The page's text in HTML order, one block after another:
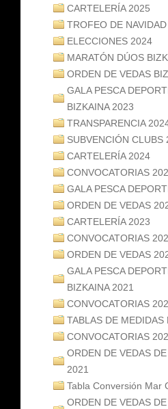
CARTELERÍA 2025
TROFEO DE
ELECCIONES 2024
MARATÓN DÚOS
ORDEN DE VEDAS
GALA PESCA
BIZKAINA 2023
TRANSPARENCIA
SUBVENCIÓN CLUBS
CARTELERÍA 2024
CONVOCATORIAS
GALA PESCA
ORDEN DE VEDAS
CARTELERÍA 2023
CONVOCATORIAS
ORDEN DE VEDAS
GALA PESCA
BIZKAINA 2021
CONVOCATORIAS
TABLAS DE MEDIDAS
CONVOCATORIAS
ORDEN DE VEDAS
2021
Tabla Conversión Mar
ORDEN DE VEDAS